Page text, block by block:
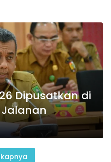
Dipusatkan di
Jalanan